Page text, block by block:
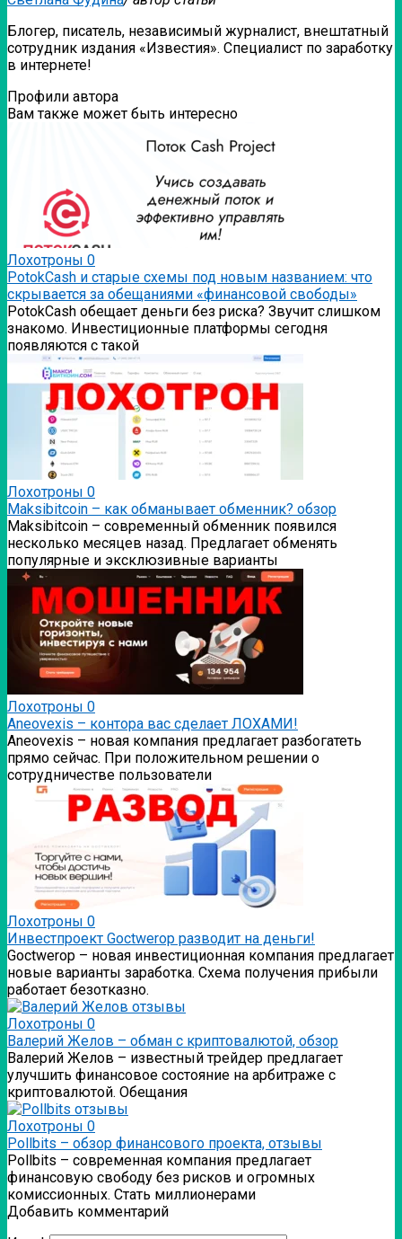
Блогер, писатель, независимый журналист, внештатный
сотрудник издания «Известия». Специалист по заработку
в интернете!
Профили автора
Вам также может быть интересно
Лохотроны 0
PotokCash и старые схемы под новым названием: что
скрывается за обещаниями «финансовой свободы»
PotokCash обещает деньги без риска? Звучит слишком
знакомо. Инвестиционные платформы сегодня
появляются с такой
Лохотроны 0
Мaksibitcoin – как обманывает обменник? обзор
Мaksibitcoin – современный обменник появился
несколько месяцев назад. Предлагает обменять
популярные и эксклюзивные варианты
Лохотроны 0
Аneovexis – контора вас сделает ЛОХАМИ!
Аneovexis – новая компания предлагает разбогатеть
прямо сейчас. При положительном решении о
сотрудничестве пользователи
Лохотроны 0
Инвестпроект Goctwerop разводит на деньги!
Goctwerop – новая инвестиционная компания предлагает
новые варианты заработка. Схема получения прибыли
работает безотказно.
Лохотроны 0
Валерий Желов – обман с криптовалютой, обзор
Валерий Желов – известный трейдер предлагает
улучшить финансовое состояние на арбитраже с
криптовалютой. Обещания
Лохотроны 0
Pollbits – обзор финансового проекта, отзывы
Pollbits – современная компания предлагает
финансовую свободу без рисков и огромных
комиссионных. Стать миллионерами
Добавить комментарий